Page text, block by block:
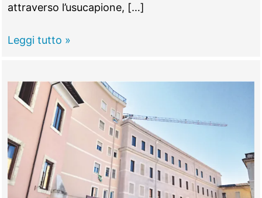
attraverso l’usucapione, […]
TIVOLI
terreno
diventa
proprietà
di
Leggi tutto »